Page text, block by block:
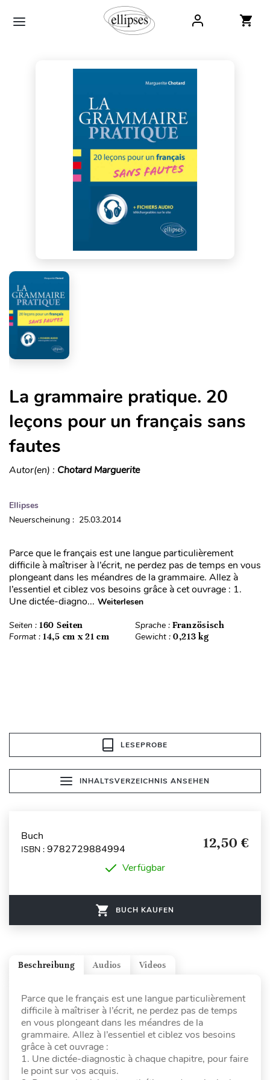
La grammaire pratique. 20
leçons pour un français sans
fautes
Autor(en) : Chotard Marguerite
Ellipses
Neuerscheinung : 25.03.2014
Parce que le français est une langue particulièrement
difficile à maîtriser à l’écrit, ne perdez pas de temps en vous
plongeant dans les méandres de la grammaire. Allez à
l’essentiel et ciblez vos besoins grâce à cet ouvrage : 1.
Une dictée-diagno... Weiterlesen
Seiten : 160 Seiten Sprache : Französisch
Format : 14,5 cm x 21 cm Gewicht : 0,213 kg
LESEPROBE
INHALTSVERZEICHNIS ANSEHEN
Buch
ISBN : 9782729884994 12,50 €
Verfügbar
BUCH KAUFEN
Videos
Audios
Beschreibung
Parce que le français est une langue particulièrement
difficile à maîtriser à l’écrit, ne perdez pas de temps
en vous plongeant dans les méandres de la
grammaire. Allez à l’essentiel et ciblez vos besoins
grâce à cet ouvrage :
1. Une dictée-diagnostic à chaque chapitre, pour faire
le point sur vos acquis.